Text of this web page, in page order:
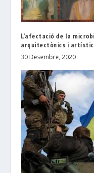
L’afectació de la
arquitectònics i
30 Desembre, 2020